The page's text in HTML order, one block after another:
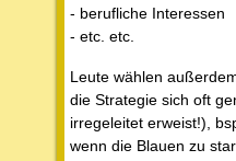
- berufliche Interessen
- etc. etc.
Leute wählen
die Strategie sich oft
irregeleitet erweist!),
wenn die Blauen zu